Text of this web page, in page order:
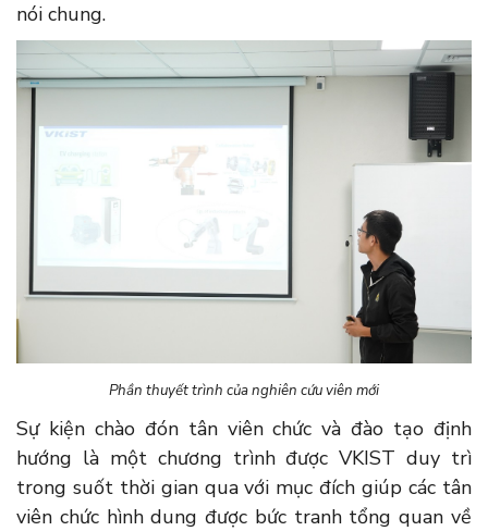
nói chung.
Phần thuyết trình của nghiên cứu viên mới
Sự kiện chào đón tân viên chức và đào tạo định
hướng là một chương trình được VKIST duy trì
trong suốt thời gian qua với mục đích giúp các tân
viên chức hình dung được bức tranh tổng quan về